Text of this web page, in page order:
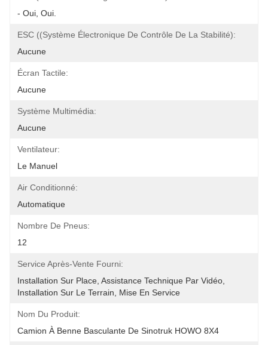
- Oui, Oui.
ESC ((Système Électronique De Contrôle De La Stabilité):
Aucune
Écran Tactile:
Aucune
Système Multimédia:
Aucune
Ventilateur:
Le Manuel
Air Conditionné:
Automatique
Nombre De Pneus:
12
Service Après-Vente Fourni:
Installation Sur Place, Assistance Technique Par Vidéo,
Installation Sur Le Terrain, Mise En Service
Nom Du Produit:
Camion À Benne Basculante De Sinotruk HOWO 8X4